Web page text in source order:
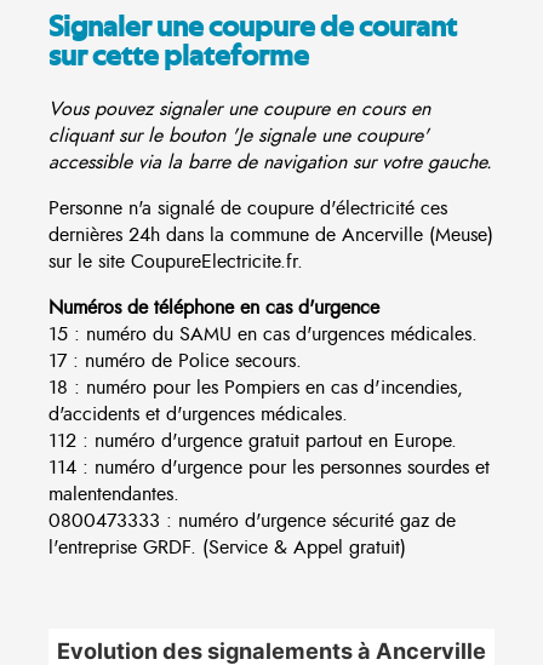
Signaler une coupure de courant
sur cette plateforme
Vous pouvez signaler une coupure en cours en
cliquant sur le bouton 'Je signale une coupure'
accessible via la barre de navigation sur votre gauche.
Personne n'a signalé de coupure d'électricité ces
dernières 24h dans la commune de Ancerville (Meuse)
sur le site CoupureElectricite.fr.
Numéros de téléphone en cas d'urgence
15 : numéro du SAMU en cas d'urgences médicales.
17 : numéro de Police secours.
18 : numéro pour les Pompiers en cas d'incendies,
d'accidents et d'urgences médicales.
112 : numéro d'urgence gratuit partout en Europe.
114 : numéro d'urgence pour les personnes sourdes et
malentendantes.
0800473333 : numéro d'urgence sécurité gaz de
l'entreprise GRDF. (Service & Appel gratuit)
Evolution des signalements à Ancerville